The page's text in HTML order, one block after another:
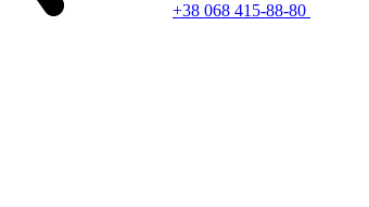
+38 068 415-88-80